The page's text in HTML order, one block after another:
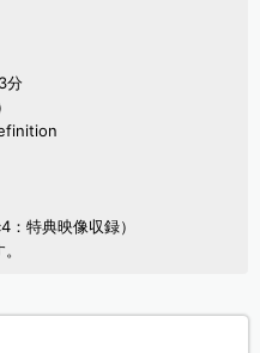
分
特典映像収録）